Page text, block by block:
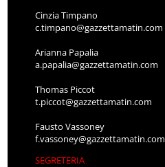
Cinzia Timpano
c.timpano@gazzettamatin.com
Arianna Papalia
a.papalia@gazzettamatin.com
Thomas Piccot
t.piccot@gazzettamatin.com
Fausto Vassoney
f.vassoney@gazzettamatin.com
SEGRETERIA